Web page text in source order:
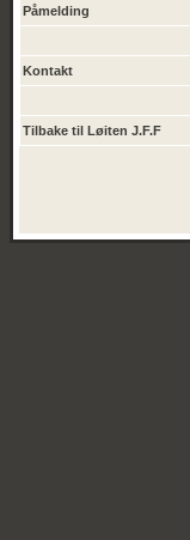
Påmelding
Kontakt
Tilbake til Løiten J.F.F